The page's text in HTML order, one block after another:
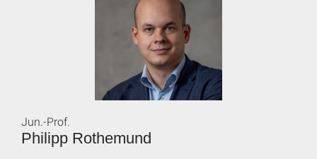
Philipp Rothemund
Jun.-Prof.